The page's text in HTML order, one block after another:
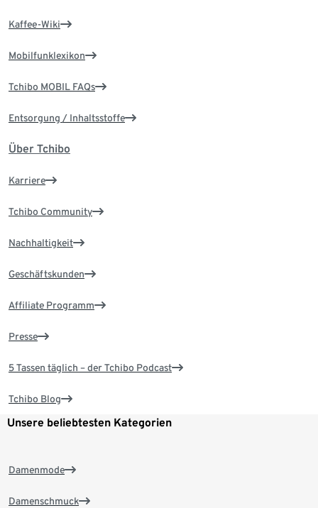
Kaffee-Wiki
Mobilfunklexikon
Tchibo MOBIL FAQs
Entsorgung / Inhaltsstoffe
Über Tchibo
Karriere
Tchibo Community
Nachhaltigkeit
Geschäftskunden
Affiliate Programm
Presse
5 Tassen täglich – der Tchibo Podcast
Tchibo Blog
Unsere beliebtesten Kategorien
Damenmode
Damenschmuck